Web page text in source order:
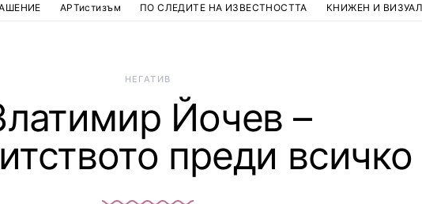
АРТистизъм ПО СЛЕДИТЕ НА ИЗВЕСТНОСТТА КНИЖЕН И
НЕГАТИВ
Йочев –
преди всичко